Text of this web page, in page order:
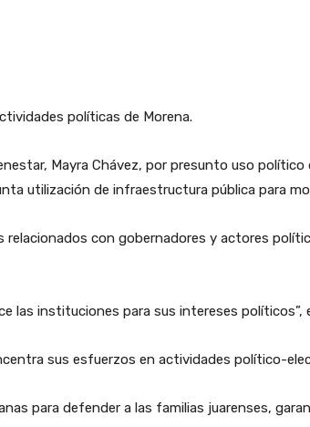
políticas de Morena.
Mayra Chávez, por presunto uso político
utilización de infraestructura pública para
con gobernadores y actores
las instituciones para sus intereses políticos”,
sus esfuerzos en actividades político-
para defender a las familias juarenses,